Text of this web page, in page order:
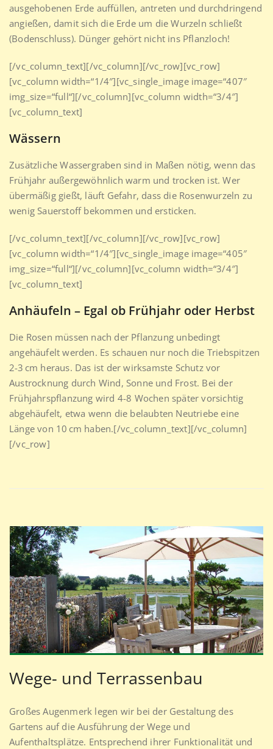
ausgehobenen Erde auffüllen, antreten und durchdringend
angießen, damit sich die Erde um die Wurzeln schließt
(Bodenschluss). Dünger gehört nicht ins Pflanzloch!
[/vc_column_text][/vc_column][/vc_row][vc_row]
[vc_column width=“1/4″][vc_single_image image=“407″
img_size=“full“][/vc_column][vc_column width=“3/4″]
[vc_column_text]
Wässern
Zusätzliche Wassergraben sind in Maßen nötig, wenn das
Frühjahr außergewöhnlich warm und trocken ist. Wer
übermäßig gießt, läuft Gefahr, dass die Rosenwurzeln zu
wenig Sauerstoff bekommen und ersticken.
[/vc_column_text][/vc_column][/vc_row][vc_row]
[vc_column width=“1/4″][vc_single_image image=“405″
img_size=“full“][/vc_column][vc_column width=“3/4″]
[vc_column_text]
Anhäufeln – Egal ob Frühjahr oder Herbst
Die Rosen müssen nach der Pflanzung unbedingt
angehäufelt werden. Es schauen nur noch die Triebspitzen
2-3 cm heraus. Das ist der wirksamste Schutz vor
Austrocknung durch Wind, Sonne und Frost. Bei der
Frühjahrspflanzung wird 4-8 Wochen später vorsichtig
abgehäufelt, etwa wenn die belaubten Neutriebe eine
Länge von 10 cm haben.[/vc_column_text][/vc_column]
[/vc_row]
Wege- und Terrassenbau
Großes Augenmerk legen wir bei der Gestaltung des
Gartens auf die Ausführung der Wege und
Aufenthaltsplätze. Entsprechend ihrer Funktionalität und